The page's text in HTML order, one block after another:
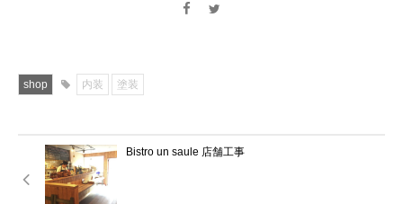
shop 内装 塗装
Bistro un saule 店舗工事